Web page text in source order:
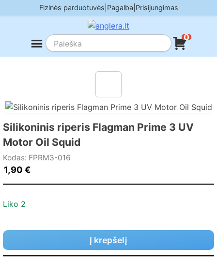
to
Fizinės parduotuvės Pagalba Prisijungimas
0
Silikoninis riperis Flagman Prime 3 UV
Motor Oil Squid
Kodas: FPRM3-016
1,90 €
Liko 2
Į krepšelį